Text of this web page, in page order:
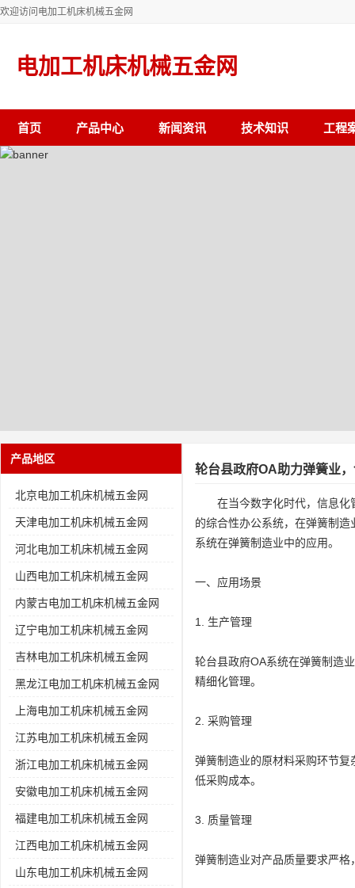
欢迎访问电加工机床机械五金网
电加工机床机械五金网
首页 产品中心 新闻资讯 技术知识 工程
产品地区
北京电加工机床机械五金网
天津电加工机床机械五金网
河北电加工机床机械五金网
山西电加工机床机械五金网
内蒙古电加工机床机械五金网
辽宁电加工机床机械五金网
吉林电加工机床机械五金网
黑龙江电加工机床机械五金网
上海电加工机床机械五金网
江苏电加工机床机械五金网
浙江电加工机床机械五金网
安徽电加工机床机械五金网
福建电加工机床机械五金网
江西电加工机床机械五金网
山东电加工机床机械五金网
轮台县政府OA助力弹簧业
在当今数字化时代，信息
的综合性办公系统，在弹簧制
系统在弹簧制造业中的应用。
一、应用场景
1. 生产管理
轮台县政府OA系统在弹簧制造
精细化管理。
2. 采购管理
弹簧制造业的原材料采购环节
低采购成本。
3. 质量管理
弹簧制造业对产品质量要求严